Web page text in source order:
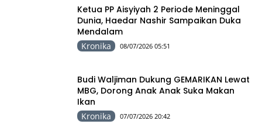
Ketua PP Aisyiyah 2 Periode Meninggal
Dunia, Haedar Nashir Sampaikan Duka
Mendalam
Kronika 08/07/2026 05:51
Budi Waljiman Dukung GEMARIKAN Lewat
MBG, Dorong Anak Anak Suka Makan
Ikan
Kronika 07/07/2026 20:42